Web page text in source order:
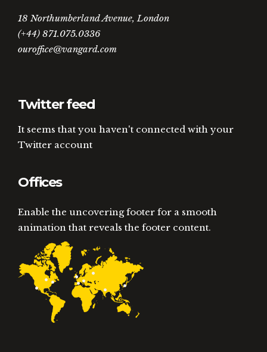
18 Northumberland Avenue, London
(+44) 871.075.0336
ouroffice@vangard.com
Twitter feed
It seems that you haven't connected with your
Twitter account
Offices
Enable the uncovering footer for a smooth
animation that reveals the footer content.